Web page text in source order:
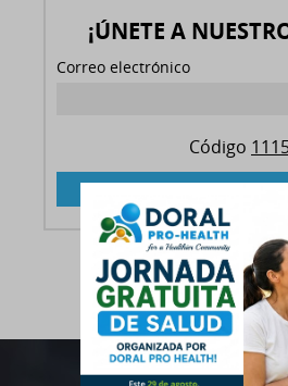
¡ÚNETE A
Correo electrónico
Código